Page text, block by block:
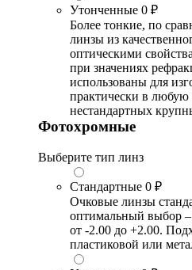
Утонченные 0 ₽
Более тонкие, по
линзы из
оптическими
при значениях
использованы для
практически в любую
нестандартных
Фотохромные
Выберите тип линз
Стандартные 0 ₽
Очковые линзы
оптимальный выбор
от -2.00 до +2.00.
пластиковой или